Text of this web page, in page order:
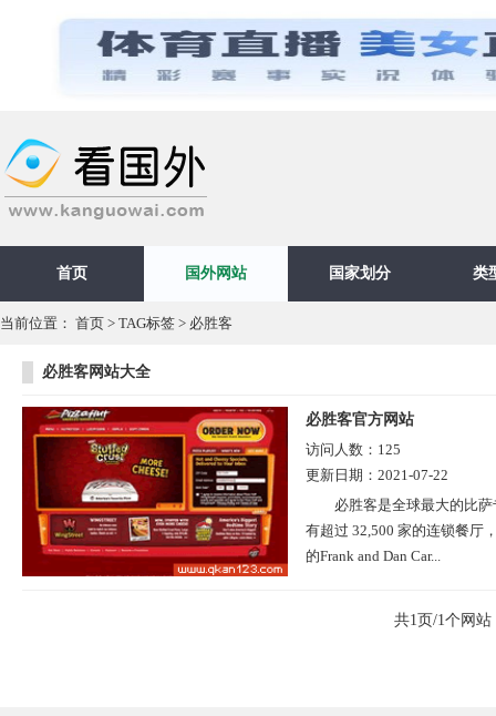
首页 国外网站 国家划分 类
当前位置： 首页 > TAG标签 > 必胜客
必胜客网站大全
必胜客官方网站
访问人数： 125
更新日期： 2021-07-22
必胜客是全球最大的比
有超过 32,500 家的连锁餐厅
的Frank and Dan Car...
共1页/1个网站